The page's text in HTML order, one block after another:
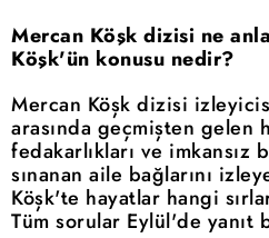
Mercan Köşk dizisi ne
Köşk'ün konusu nedir?
Mercan Köşk dizisi
arasında geçmişten gelen
fedakarlıkları ve imkansız
sınanan aile bağlarını
Köşk'te hayatlar hangi
Tüm sorular Eylül'de yanıt